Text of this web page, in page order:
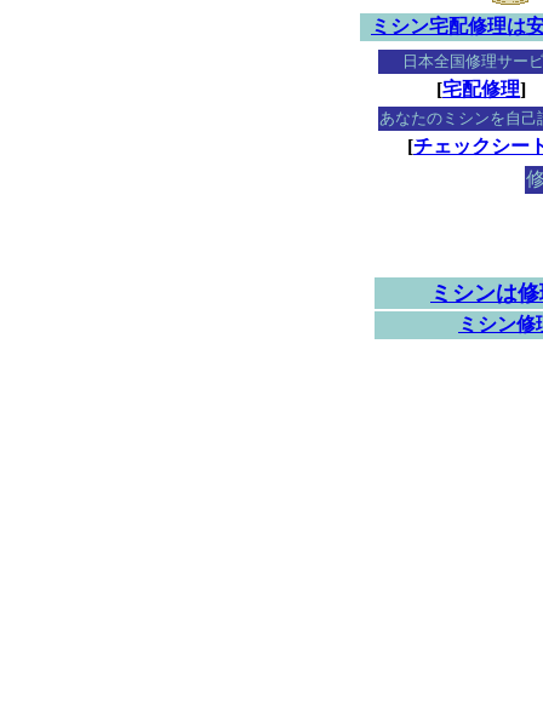
ミシン宅配修理は
日本全国修理サー
[宅配修理]
あなたのミシンを自己
[チェックシー
ミシンは
ミシン